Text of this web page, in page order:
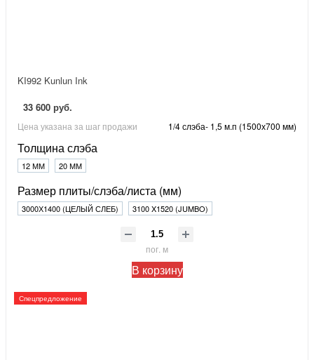
KI992 Kunlun Ink
33 600 руб.
Цена указана за шаг продажи 1/4 слэба- 1,5 м.п (1500х700 мм)
Толщина слэба
12 ММ 20 ММ
Размер плиты/слэба/листа (мм)
3000Х1400 (ЦЕЛЫЙ СЛЕБ) 3100 X1520 (JUMBO)
пог. м
В корзину
Спецпредложение